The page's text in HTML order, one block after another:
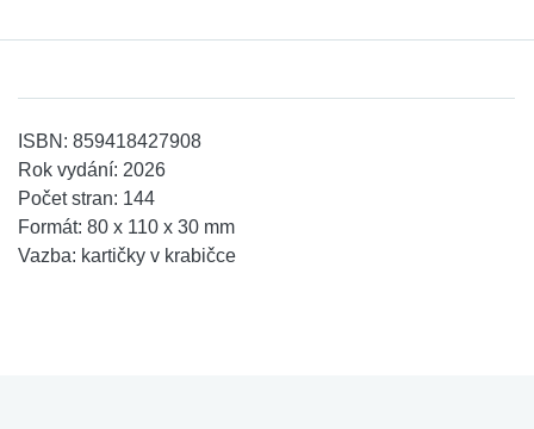
ISBN: 859418427908
Rok vydání: 2026
Počet stran: 144
Formát: 80 x 110 x 30 mm
Vazba: kartičky v krabičce